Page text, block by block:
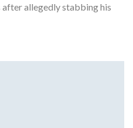
allegedly stabbing his